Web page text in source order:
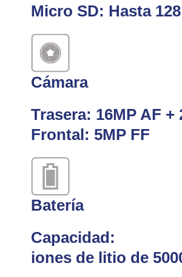
Micro SD: Hasta
Cámara
Trasera: 16MP AF +
Frontal: 5MP FF
Batería
Capacidad:
iones de litio de